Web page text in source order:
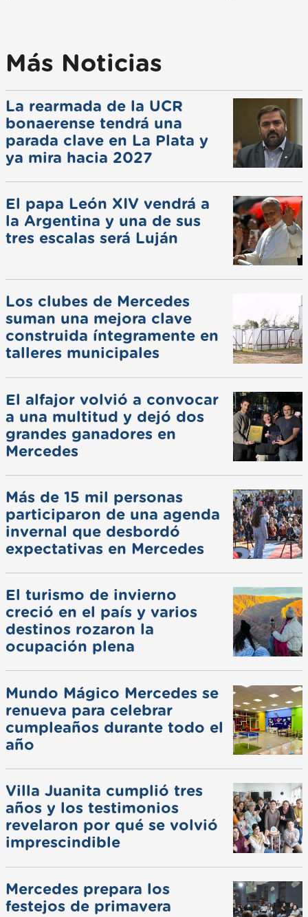
Más Noticias
La rearmada de la UCR
bonaerense tendrá una
parada clave en La Plata y
ya mira hacia 2027
El papa León XIV vendrá a
la Argentina y una de sus
tres escalas será Luján
Los clubes de Mercedes
suman una mejora clave
construida íntegramente en
talleres municipales
El alfajor volvió a convocar
a una multitud y dejó dos
grandes ganadores en
Mercedes
Más de 15 mil personas
participaron de una agenda
invernal que desbordó
expectativas en Mercedes
El turismo de invierno
creció en el país y varios
destinos rozaron la
ocupación plena
Mundo Mágico Mercedes se
renueva para celebrar
cumpleaños durante todo el
año
Villa Juanita cumplió tres
años y los testimonios
revelaron por qué se volvió
imprescindible
Mercedes prepara los
festejos de primavera